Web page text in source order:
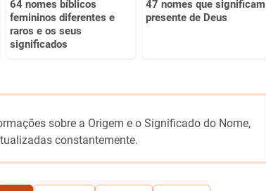
64 nomes bíblicos
femininos diferentes e
raros e os seus
significados
47 nomes que significam
presente de Deus
sobre a Origem e o Significado do Nome,
constantemente.